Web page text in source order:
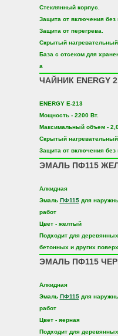
Стеклянный корпус.
Защита от включения без
Защита от перегрева.
Скрытый нагревательный
База с отсеком для
а
ЧАЙНИК ENERGY
ENERGY E-213
Мощность - 2200 Вт.
Максимальный объем -
Скрытый нагревательный
Защита от включения без
ЭМАЛЬ ПФ115
Алкидная
Эмаль ПФ115для
работ
Цвет - желтый
Подходит для
бетонных и других
ЭМАЛЬ ПФ115
Алкидная
Эмаль ПФ115для
работ
Цвет - яерная
Подходит для